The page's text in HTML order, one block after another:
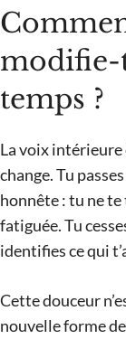
modifie-
temps ?
La voix
change. Tu
honnête : tu ne
fatiguée. Tu
identifies ce qui
Cette douceur
nouvelle forme